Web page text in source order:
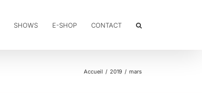
SHOWS E-SHOP CONTACT
Accueil 2019 mars